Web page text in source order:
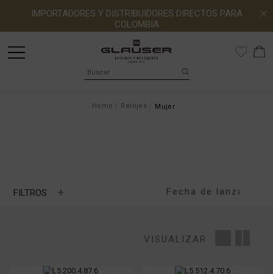
IMPORTADORES Y DISTRIBUIDORES DIRECTOS PARA
COLOMBIA
Home Relojes Mujer
FILTROS +
MOVIMIENTO
VISUALIZAR